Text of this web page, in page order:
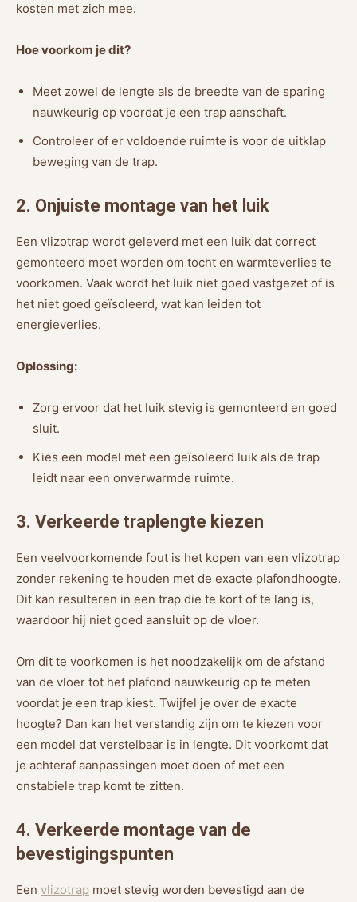
kosten met zich mee.
Hoe voorkom je dit?
Meet zowel de lengte als de breedte van de sparing
nauwkeurig op voordat je een trap aanschaft.
Controleer of er voldoende ruimte is voor de uitklap
beweging van de trap.
2. Onjuiste montage van het luik
Een vlizotrap wordt geleverd met een luik dat correct
gemonteerd moet worden om tocht en warmteverlies te
voorkomen. Vaak wordt het luik niet goed vastgezet of is
het niet goed geïsoleerd, wat kan leiden tot
energieverlies.
Oplossing:
Zorg ervoor dat het luik stevig is gemonteerd en goed
sluit.
Kies een model met een geïsoleerd luik als de trap
leidt naar een onverwarmde ruimte.
3. Verkeerde traplengte kiezen
Een veelvoorkomende fout is het kopen van een vlizotrap
zonder rekening te houden met de exacte plafondhoogte.
Dit kan resulteren in een trap die te kort of te lang is,
waardoor hij niet goed aansluit op de vloer.
Om dit te voorkomen is het noodzakelijk om de afstand
van de vloer tot het plafond nauwkeurig op te meten
voordat je een trap kiest. Twijfel je over de exacte
hoogte? Dan kan het verstandig zijn om te kiezen voor
een model dat verstelbaar is in lengte. Dit voorkomt dat
je achteraf aanpassingen moet doen of met een
onstabiele trap komt te zitten.
4. Verkeerde montage van de
bevestigingspunten
Een vlizotrap moet stevig worden bevestigd aan de